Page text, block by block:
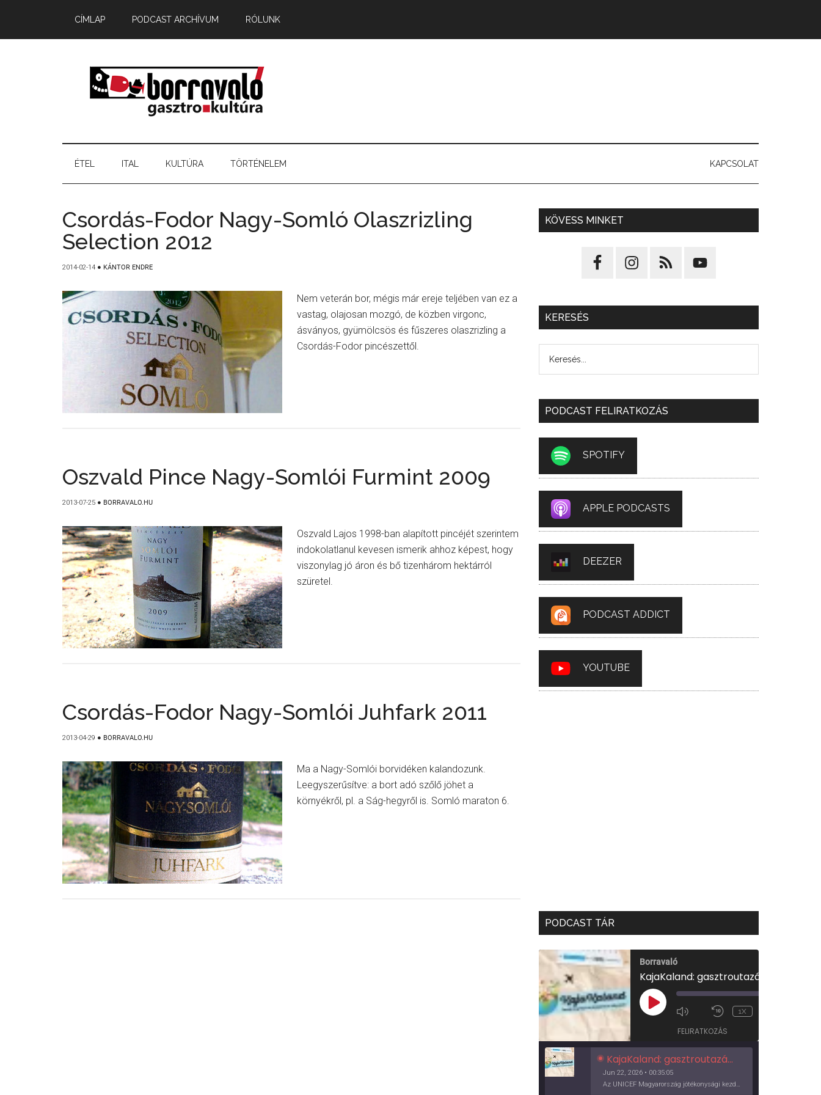
CÍMLAP PODCAST ARCHÍVUM RÓLUNK
ÉTEL ITAL KULTÚRA TÖRTÉNELEM KAPCSOLAT
Csordás-Fodor Nagy-Somló Olaszrizling
Selection 2012
2014-02-14 ● KÁNTOR ENDRE
Nem veterán bor, mégis már ereje teljében van ez a
vastag, olajosan mozgó, de közben virgonc,
ásványos, gyümölcsös és fűszeres olaszrizling a
Csordás-Fodor pincészettől.
Oszvald Pince Nagy-Somlói Furmint 2009
2013-07-25 ● BORRAVALO.HU
Oszvald Lajos 1998-ban alapított pincéjét szerintem
indokolatlanul kevesen ismerik ahhoz képest, hogy
viszonylag jó áron és bő tizenhárom hektárról
szüretel.
Csordás-Fodor Nagy-Somlói Juhfark 2011
2013-04-29 ● BORRAVALO.HU
Ma a Nagy-Somlói borvidéken kalandozunk.
Leegyszerűsítve: a bort adó szőlő jöhet a
környékről, pl. a Ság-hegyről is. Somló maraton 6.
KÖVESS MINKET
KERESÉS
PODCAST FELIRATKOZÁS
SPOTIFY
APPLE PODCASTS
DEEZER
PODCAST ADDICT
YOUTUBE
PODCAST TÁR
Borravaló
PLAY
EPISODE
1X
FELIRATKOZÁS
KajaKaland: gasztroutazás a föld körül
Jun 22, 2026 • 00:35:05
Az UNICEF Magyarország jótékonysági kezdeményezése izgalmas, egész éves világkörüli ízutazásra hív, igazi családi program és gasztroedukáció, illetve segítség a rászorulóknak is egyben.